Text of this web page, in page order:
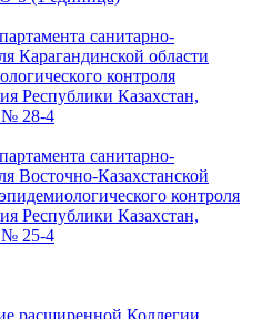
санитарно-
Карагандинской области
контроля
Республики Казахстан,
№ 28-4
санитарно-
Восточно-Казахстанской
контроля
Республики Казахстан,
№ 25-4
расширенной Коллегии